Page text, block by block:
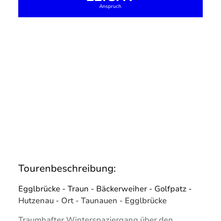
Anspruch
Tourenbeschreibung:
Egglbrücke - Traun - Bäckerweiher - Golfpatz -
Hutzenau - Ort - Taunauen - Egglbrücke